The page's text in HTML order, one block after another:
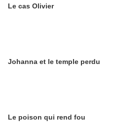
Le cas Olivier
Johanna et le temple perdu
Le poison qui rend fou